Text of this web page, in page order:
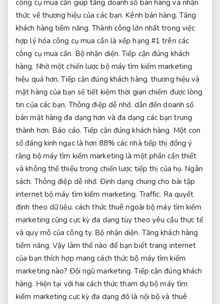
công cụ mua cần giúp tăng doanh số bán hàng và nhận
thức về thương hiệu của các bạn. Kênh bán hàng. Tăng
khách hàng tiềm năng. Thành công lớn nhất trong việc
hợp lý hóa công cụ mua cần là xếp hạng #1 trên các
công cụ mua cần. Bộ nhận diện. Tiếp cận đúng khách
hàng. Nhờ một chiến lược bộ máy tìm kiếm marketing
hiệu quả hơn,Tiếp cận đúng khách hàng. thương hiệu và
mặt hàng của bạn sẽ tiết kiệm thời gian chiếm được lòng
tin của các bạn, Thông điệp dễ nhớ. dẫn đến doanh số
bán mặt hàng đa dạng hơn và đa dạng các bạn trung
thành hơn. Báo cáo. Tiếp cận đúng khách hàng. Một con
số đáng kinh ngạc là hơn 88% các nhà tiếp thị đồng ý
rằng bộ máy tìm kiếm marketing là một phần cần thiết
và không thể thiếu trong chiến lược tiếp thị của họ. Ngân
sách. Thông điệp dễ nhớ. Định dạng chung cho bài tập
internet bộ máy tìm kiếm marketing. Traffic. Ra quyết
định theo dữ liệu. cách thức thuê ngoài bộ máy tìm kiếm
marketing cũng cực kỳ đa dạng tùy theo yêu cầu thực tế
và quy mô của công ty. Bộ nhận diện. Tăng khách hàng
tiềm năng. Vậy làm thế nào để bạn biết trang internet
của bạn thích hợp mang cách thức bộ máy tìm kiếm
marketing nào? Đội ngũ marketing. Tiếp cận đúng khách
hàng. Hiện tại với hai cách thức tham dự bộ máy tìm
kiếm marketing cực kỳ đa dạng đó là nội bộ và thuê